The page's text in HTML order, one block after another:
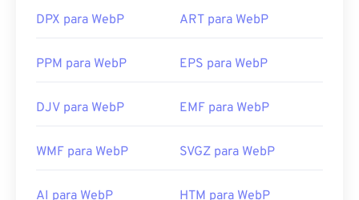
DPX para WebP ART para WebP
PPM para WebP EPS para WebP
DJV para WebP EMF para WebP
WMF para WebP SVGZ para WebP
AI para WebP HTM para WebP